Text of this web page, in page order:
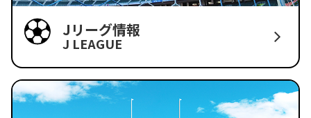
Jリーグ情報
J LEAGUE